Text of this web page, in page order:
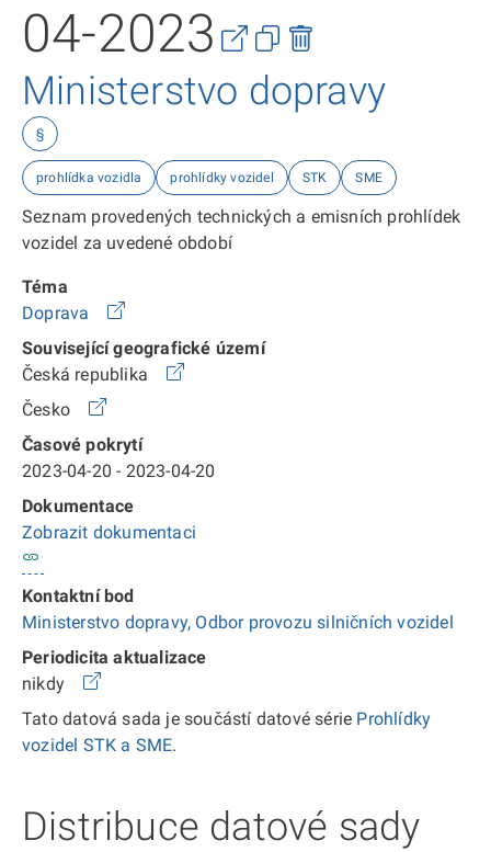
04-2023
Ministerstvo dopravy
§
prohlídka vozidla prohlídky vozidel STK SME
Seznam provedených technických a emisních prohlídek
vozidel za uvedené období
Téma
Doprava
Související geografické území
Česká republika
Česko
Časové pokrytí
2023-04-20 - 2023-04-20
Dokumentace
Zobrazit dokumentaci
Kontaktní bod
Ministerstvo dopravy, Odbor provozu silničních vozidel
Periodicita aktualizace
nikdy
Tato datová sada je součástí datové série Prohlídky
vozidel STK a SME.
Distribuce datové sady